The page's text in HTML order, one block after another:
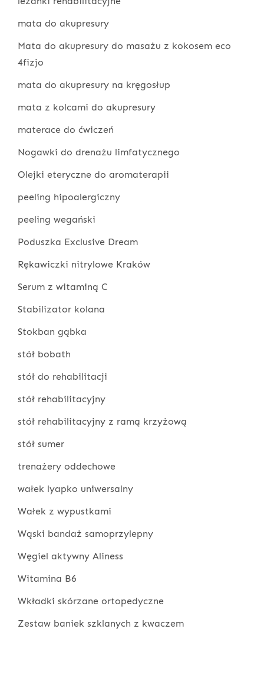
mata do akupresury
Mata do akupresury do masażu z kokosem eco
4fizjo
mata do akupresury na kręgosłup
mata z kolcami do akupresury
materace do ćwiczeń
Nogawki do drenażu limfatycznego
Olejki eteryczne do aromaterapii
peeling hipoalergiczny
peeling wegański
Poduszka Exclusive Dream
Rękawiczki nitrylowe Kraków
Serum z witaminą C
Stabilizator kolana
Stokban gąbka
stół bobath
stół do rehabilitacji
stół rehabilitacyjny
stół rehabilitacyjny z ramą krzyżową
stół sumer
trenażery oddechowe
wałek lyapko uniwersalny
Wałek z wypustkami
Wąski bandaż samoprzylepny
Węgiel aktywny Aliness
Witamina B6
Wkładki skórzane ortopedyczne
Zestaw baniek szklanych z kwaczem